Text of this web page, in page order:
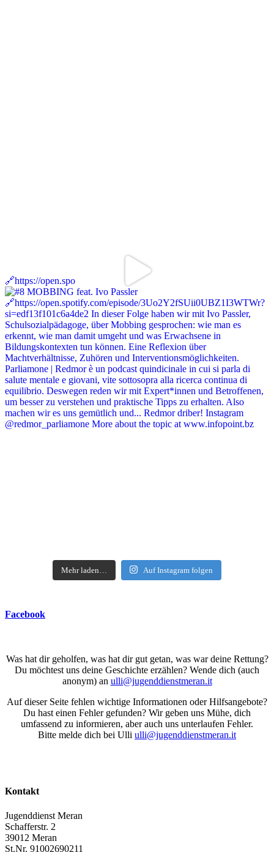
🔗https://open.spo
Mehr laden… Auf Instagram folgen
Facebook
Was hat dir geholfen, was hat dir gut getan, was war deine Rettung?
Du möchtest uns deine Geschichte erzählen? Wende dich (auch
anonym) an ulli@jugenddienstmeran.it
Auf dieser Seite fehlen wichtige Informationen oder Hilfsangebote?
Du hast einen Fehler gefunden? Wir geben uns Mühe, dich
umfassend zu informieren, aber auch uns unterlaufen Fehler.
Bitte melde dich bei Ulli ulli@jugenddienstmeran.it
Kontakt
Jugenddienst Meran
Schafferstr. 2
39012 Meran
St.Nr. 91002690211